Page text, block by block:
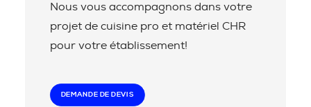
Nous vous accompagnons dans votre
projet de cuisine pro et matériel CHR
pour votre établissement!
DEMANDE DE DEVIS